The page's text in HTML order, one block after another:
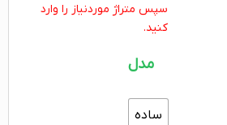
سپس متراژ موردنیاز را وارد
کنید.
مدل
ساده